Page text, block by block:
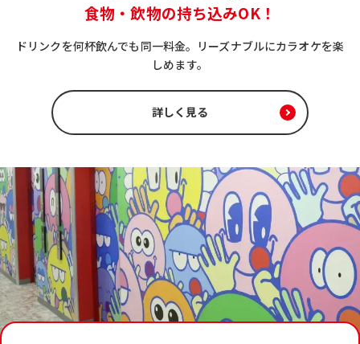
食物・飲物の持ち込みOK！
ドリンクを何杯飲んでも同一料金。リーズナブルにカラオケを楽
しめます。
詳しく見る